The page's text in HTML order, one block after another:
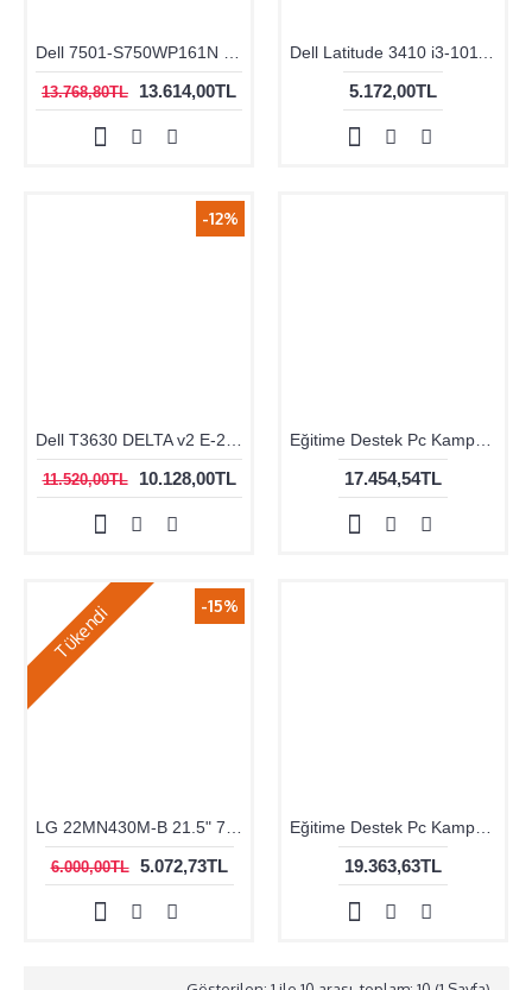
13.768,80TL 13.614,00TL 5.172,00TL
-12%
11.520,00TL 10.128,00TL 17.454,54TL
-15%
Tükendi
6.000,00TL 5.072,73TL 19.363,63TL